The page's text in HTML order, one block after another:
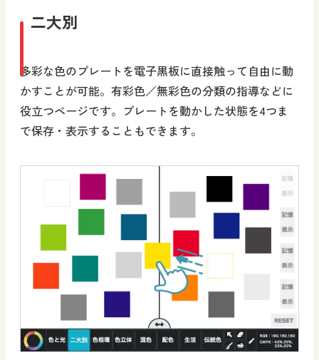
二大別
多彩な色のプレートを電子黒板に直接触って自由に動
かすことが可能。有彩色／無彩色の分類の指導などに
役立つページです。プレートを動かした状態を4つま
で保存・表示することもできます。